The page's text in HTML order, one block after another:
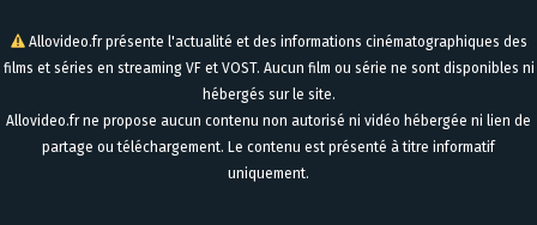
Allovideo.fr présente l'actualité et des informations cinématographiques des
films et séries en streaming VF et VOST. Aucun film ou série ne sont disponibles ni
hébergés sur le site.
Allovideo.fr ne propose aucun contenu non autorisé ni vidéo hébergée ni lien de
partage ou téléchargement. Le contenu est présenté à titre informatif
uniquement.